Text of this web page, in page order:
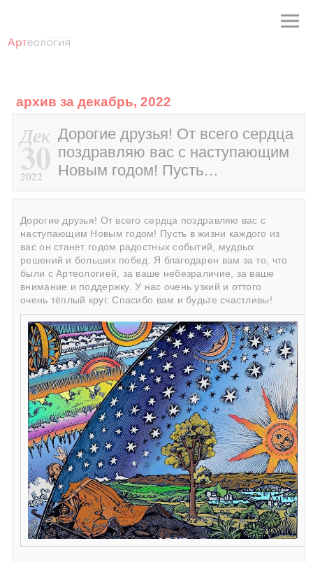
архив за декабрь, 2022
Дек
30
2022
Дорогие друзья! От всего сердца
поздравляю вас с наступающим
Новым годом! Пусть…
Дорогие друзья! От всего сердца поздравляю вас с
наступающим Новым годом! Пусть в жизни каждого из
вас он станет годом радостных событий, мудрых
решений и больших побед. Я благодарен вам за то, что
были с Артеологией, за ваше небезраличие, за ваше
внимание и поддержку. У нас очень узкий и оттого
очень тёплый круг. Спасибо вам и будьте счастливы!